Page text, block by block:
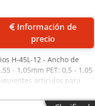
precio
H-45L-12 - Ancho de
- 1,05mm PET: 0,5 - 1,05
artículos para
de aduanas